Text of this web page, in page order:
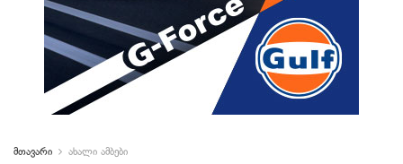
მთავარი ახალი ამბები